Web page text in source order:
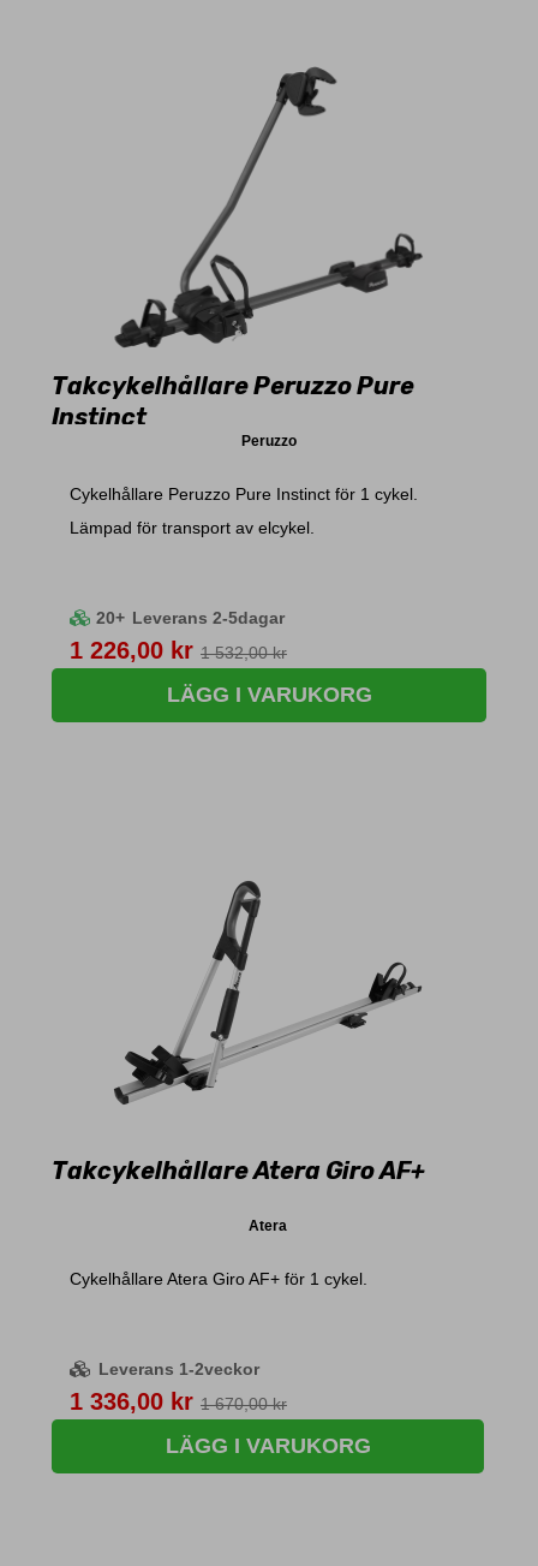
Takcykelhållare Peruzzo Pure
Instinct
Peruzzo
Cykelhållare Peruzzo Pure Instinct för 1 cykel.
Lämpad för transport av elcykel.
20+ Leverans 2-5dagar
Pris
1 226,00 kr 1 532,00 kr
LÄGG I VARUKORG
Takcykelhållare Atera Giro AF+
Atera
Cykelhållare Atera Giro AF+ för 1 cykel.
Leverans 1-2veckor
Pris
1 336,00 kr 1 670,00 kr
LÄGG I VARUKORG